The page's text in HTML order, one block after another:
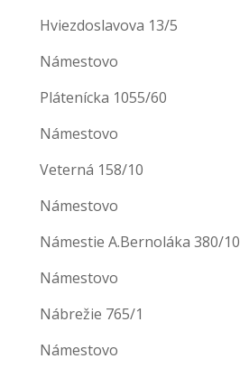
Hviezdoslavova 13/5
Námestovo
Plátenícka 1055/60
Námestovo
Veterná 158/10
Námestovo
Námestie A.Bernoláka 380/10
Námestovo
Nábrežie 765/1
Námestovo